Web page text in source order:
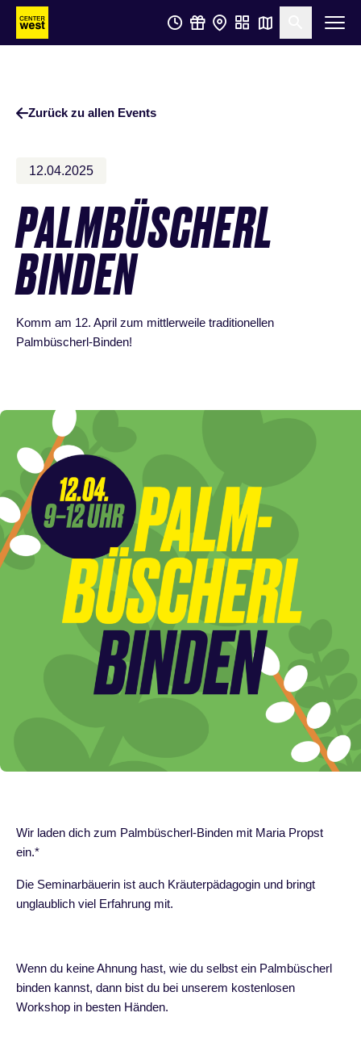
Zum
Hauptinhalt
Zum
Footer
Suche
Zurück zu allen Events
12.04.2025
PALMBÜSCHERL
BINDEN
Komm am 12. April zum mittlerweile traditionellen
Palmbüscherl-Binden!
Wir laden dich zum Palmbüscherl-Binden mit Maria Propst
ein.*
Die Seminarbäuerin ist auch Kräuterpädagogin und bringt
unglaublich viel Erfahrung mit.
Wenn du keine Ahnung hast, wie du selbst ein Palmbüscherl
binden kannst, dann bist du bei unserem kostenlosen
Workshop in besten Händen.